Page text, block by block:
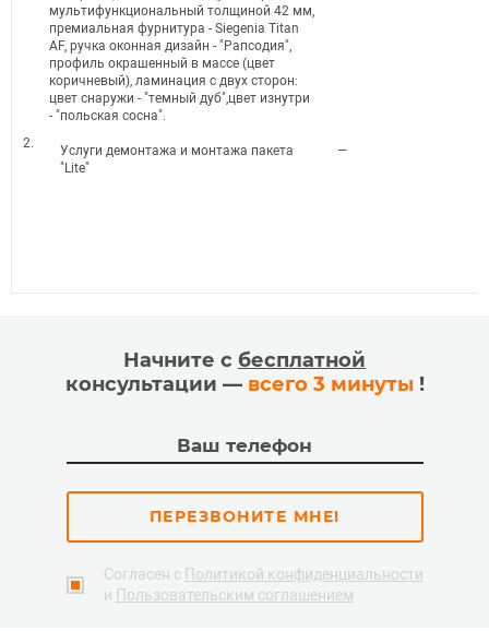
мультифункциональный толщиной 42 мм,
премиальная фурнитура - Siegenia Titan
AF, ручка оконная дизайн - "Рапсодия",
профиль окрашенный в массе (цвет
коричневый), ламинация с двух сторон:
цвет снаружи - "темный дуб",цвет изнутри
- "польская сосна".
2.
Услуги демонтажа и монтажа пакета
"Lite"
—
Начните с бесплатной
консультации — всего 3 минуты!
ПЕРЕЗВОНИТЕ МНЕ!
Согласен с Политикой конфиденциальности
и Пользовательским соглашением